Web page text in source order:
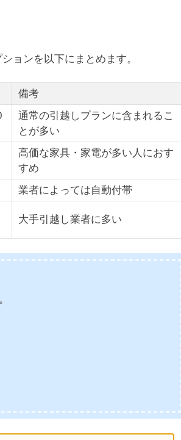
ョンを以下にまとめます。
備考
通常の引越しプランに含まれるこ
とが多い
高価な家具・家電が多い人におす
すめ
業者によっては自動付帯
大手引越し業者に多い